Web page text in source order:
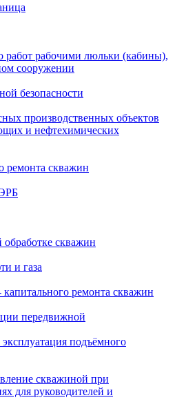
работ рабочими люльки (кабины),
сооружении
безопасности
производственных объектов
и нефтехимических
ремонта скважин
скважин
и газа
ремонта скважин
передвижной
подъёмного
скважиной при
для руководителей и